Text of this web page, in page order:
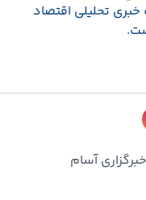
خبری تحليلی اقتصاد
آسام